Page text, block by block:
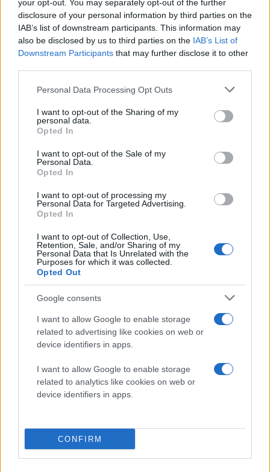
your opt-out. You may separately opt-out of the further
disclosure of your personal information by third parties on the
IAB’s list of downstream participants. This information may
also be disclosed by us to third parties on the IAB’s List of
Downstream Participants that may further disclose it to other
Please note that this website/app uses one or more Google
not limited to your visit or usage behaviour. You may click to
grant or deny consent to Google and its third-party tags to
use your data for below specified purposes in below Google
consent section.
Personal Data Processing Opt Outs
I want to opt-out of the Sharing of my
personal data.
Opted In
I want to opt-out of the Sale of my
Personal Data.
Opted In
I want to opt-out of processing my
Personal Data for Targeted Advertising.
Opted In
I want to opt-out of Collection, Use,
Retention, Sale, and/or Sharing of my
Personal Data that Is Unrelated with the
Purposes for which it was collected.
Opted Out
Google consents
I want to allow Google to enable storage
related to advertising like cookies on web or
device identifiers in apps.
I want to allow Google to enable storage
related to analytics like cookies on web or
device identifiers in apps.
CONFIRM
Η μελέτη πραγματοποιήθηκε από τους ερευνητές
των University of Minnesota και Wellesley College και
όπως επισημαίνει, οι μειωμένες πωλήσεις του
καθυστέρηση των κυκλοφοριών των ταινιών στον
υπόλοιπο κόσμο συγκριτικά με τις ΗΠΑ.
Με άλλα λόγια, η έρευνα προτείνει ότι οι χρήστες
συνηθίζουν να κατεβάζουν ταινίες όταν υπάρχουν
διαθέσιμες στο διαδίκτυο και δεν έχουν
"Τα ευρήματα της έρευνας μας
υποδεικνύουν ότι το διεθνές Box Office
συγκριτικά με τις πωλήσεις που θα είχε
επιτύχει απουσία των πρόωρων
κυκλοφοριών torrents. Αντίθετα, το
επηρεάζεται από την πειρατεία. Θεωρούμε
ότι υπεύθυνη για αυτό είναι η